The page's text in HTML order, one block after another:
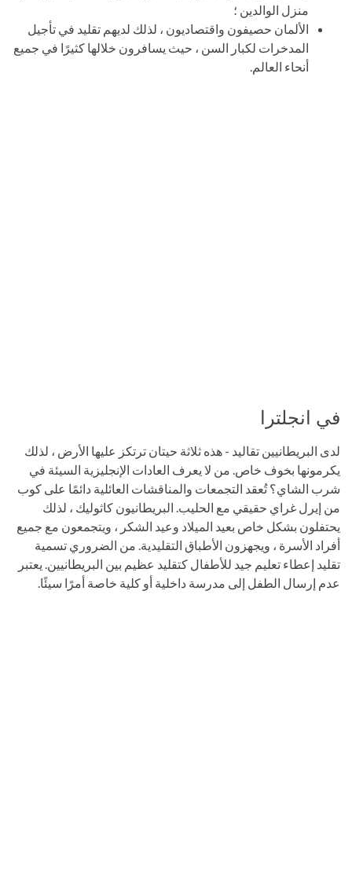
منزل الوالدين ؛
الألمان حصيفون واقتصاديون ، لذلك لديهم تقليد في تأجيل
المدخرات لكبار السن ، حيث يسافرون خلالها كثيرًا في جميع
أنحاء العالم.
في انجلترا
لدى البريطانيين تقاليد - هذه ثلاثة حيتان ترتكز عليها الأرض ، لذلك
يكرمونها بخوف خاص. من لا يعرف العادات الإنجليزية السيئة في
شرب الشاي؟ تُعقد التجمعات والمناقشات العائلية دائمًا على كوب
من إيرل غراي حقيقي مع الحليب. البريطانيون كاثوليك ، لذلك
يحتفلون بشكل خاص بعيد الميلاد وعيد الشكر ، ويتجمعون مع جميع
أفراد الأسرة ، ويجهزون الأطباق التقليدية. من الضروري تسمية
تقليد إعطاء تعليم جيد للأطفال كتقليد عظيم بين البريطانيين. يعتبر
عدم إرسال الطفل إلى مدرسة داخلية أو كلية خاصة أمرًا سيئًا.